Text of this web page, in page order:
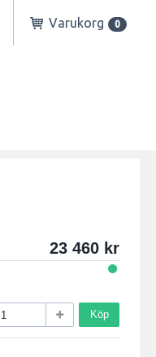
Varukorg 0
23 460
Köp